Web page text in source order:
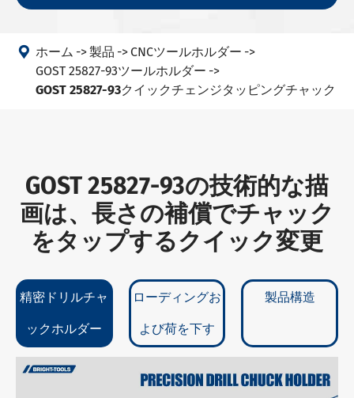
 ホーム 製品
CNCツールホルダー
GOST 25827-93ツールホルダー
GOST 25827-93クイックチェンジタッピングチャック
GOST 25827-93の技術的な描
画は、長さの補償でチャック
をタップするクイック変更
精密ドリルチャ
ックホルダー
ローディングお
よび荷を下す
製品構造